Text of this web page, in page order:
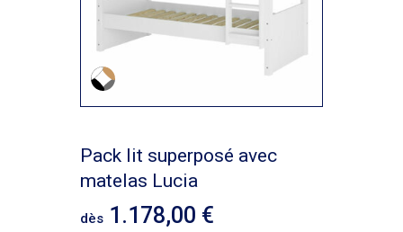
Pack lit superposé avec
matelas Lucia
dès 1.178,00